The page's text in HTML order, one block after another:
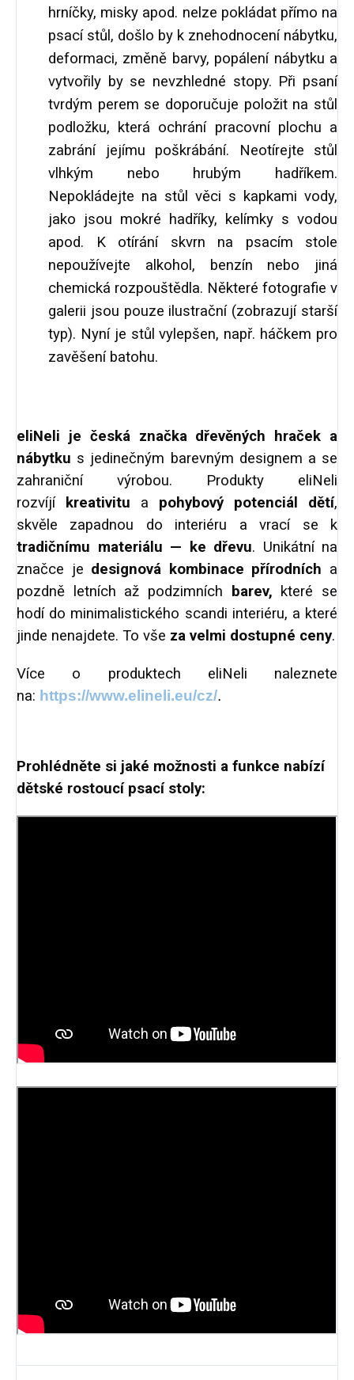
hrníčky, misky apod. nelze pokládat přímo na
psací stůl, došlo by k znehodnocení nábytku,
deformaci, změně barvy, popálení nábytku a
vytvořily by se nevzhledné stopy. Při psaní
tvrdým perem se doporučuje položit na stůl
podložku, která ochrání pracovní plochu a
zabrání jejímu poškrábání. Neotírejte stůl
vlhkým nebo hrubým hadříkem.
Nepokládejte na stůl věci s kapkami vody,
jako jsou mokré hadříky, kelímky s vodou
apod. K otírání skvrn na psacím stole
nepoužívejte alkohol, benzín nebo jiná
chemická rozpouštědla. Některé fotografie v
galerii jsou pouze ilustrační (zobrazují starší
typ). Nyní je stůl vylepšen, např. háčkem pro
zavěšení batohu.
eliNeli je česká značka dřevěných hraček a
nábytku s jedinečným barevným designem a se
zahraniční výrobou. Produkty eliNeli
rozvíjí kreativitu a pohybový potenciál dětí,
skvěle zapadnou do interiéru a vrací se k
tradičnímu materiálu — ke dřevu. Unikátní na
značce je designová kombinace přírodních a
pozdně letních až podzimních barev, které se
hodí do minimalistického scandi interiéru, a které
jinde nenajdete. To vše za velmi dostupné ceny.
Více o produktech eliNeli naleznete
na: https://www.elineli.eu/cz/.
Prohlédněte si jaké možnosti a funkce nabízí
dětské rostoucí psací stoly: